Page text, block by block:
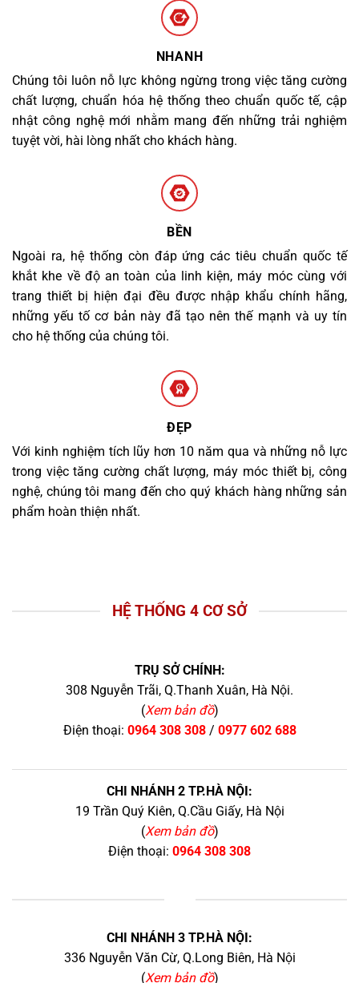
NHANH
Chúng tôi luôn nỗ lực không ngừng trong việc tăng cường
chất lượng, chuẩn hóa hệ thống theo chuẩn quốc tế, cập
nhật công nghệ mới nhằm mang đến những trải nghiệm
tuyệt vời, hài lòng nhất cho khách hàng.
BỀN
Ngoài ra, hệ thống còn đáp ứng các tiêu chuẩn quốc tế
khắt khe về độ an toàn của linh kiện, máy móc cùng với
trang thiết bị hiện đại đều được nhập khẩu chính hãng,
những yếu tố cơ bản này đã tạo nên thế mạnh và uy tín
cho hệ thống của chúng tôi.
ĐẸP
Với kinh nghiệm tích lũy hơn 10 năm qua và những nỗ lực
trong việc tăng cường chất lượng, máy móc thiết bị, công
nghệ, chúng tôi mang đến cho quý khách hàng những sản
phẩm hoàn thiện nhất.
HỆ THỐNG 4 CƠ SỞ
TRỤ SỞ CHÍNH:
308 Nguyễn Trãi, Q.Thanh Xuân, Hà Nội.
(Xem bản đồ)
Điện thoại: 0964 308 308/ 0977 602 688
CHI NHÁNH 2 TP.HÀ NỘI:
19 Trần Quý Kiên, Q.Cầu Giấy, Hà Nội
(Xem bản đồ)
Điện thoại: 0964 308 308
CHI NHÁNH 3 TP.HÀ NỘI:
336 Nguyễn Văn Cừ, Q.Long Biên, Hà Nội
(Xem bản đồ)